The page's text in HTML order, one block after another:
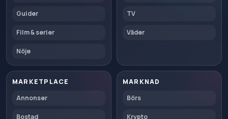
Guider
Film & serier
Nöje
TV
Väder
MARKETPLACE
Annonser
Bostad
MARKNAD
Börs
Krypto